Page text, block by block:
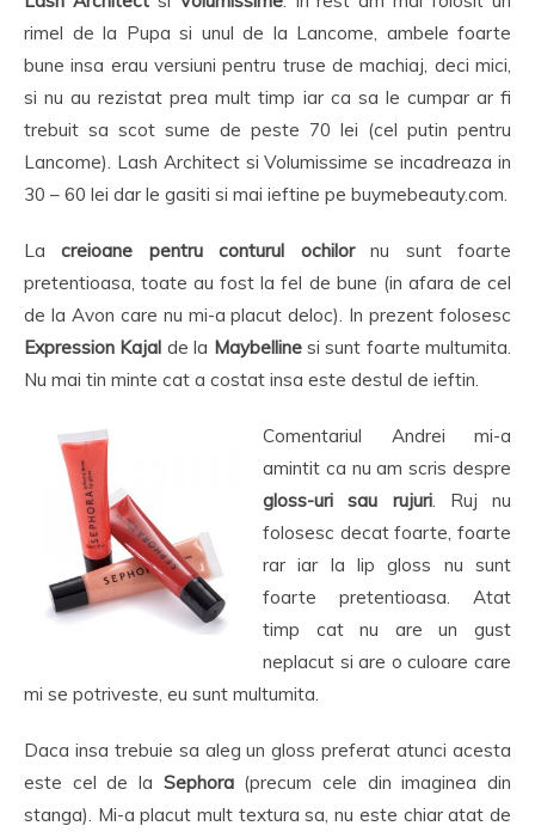
rimel de la Pupa si unul de la Lancome, ambele foarte
bune insa erau versiuni pentru truse de machiaj, deci mici,
si nu au rezistat prea mult timp iar ca sa le cumpar ar fi
trebuit sa scot sume de peste 70 lei (cel putin pentru
Lancome). Lash Architect si Volumissime se incadreaza in
30 – 60 lei dar le gasiti si mai ieftine pe buymebeauty.com.
Lacreioane pentru conturul ochilornu sunt foarte
pretentioasa, toate au fost la fel de bune (in afara de cel
de la Avon care nu mi-a placut deloc). In prezent folosesc
Expression Kajal de la Maybellinesi sunt foarte multumita.
Nu mai tin minte cat a costat insa este destul de ieftin.
Comentariul Andrei mi-a
amintit ca nu am scris despre
gloss-uri sau rujuri. Ruj nu
folosesc decat foarte, foarte
rar iar la lip gloss nu sunt
foarte pretentioasa. Atat
timp cat nu are un gust
neplacut si are o culoare care
mi se potriveste, eu sunt multumita.
Daca insa trebuie sa aleg un gloss preferat atunci acesta
este cel de la Sephora(precum cele din imaginea din
stanga). Mi-a placut mult textura sa, nu este chiar atat de